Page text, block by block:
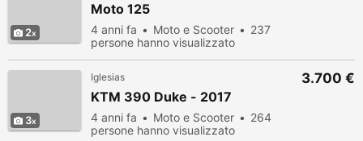
2
Moto 125
4 anni fa Moto e Scooter
237
persone hanno visualizzato
3
Iglesias
KTM 390 Duke - 2017
4 anni fa Moto e Scooter
264
persone hanno visualizzato
3.700 €